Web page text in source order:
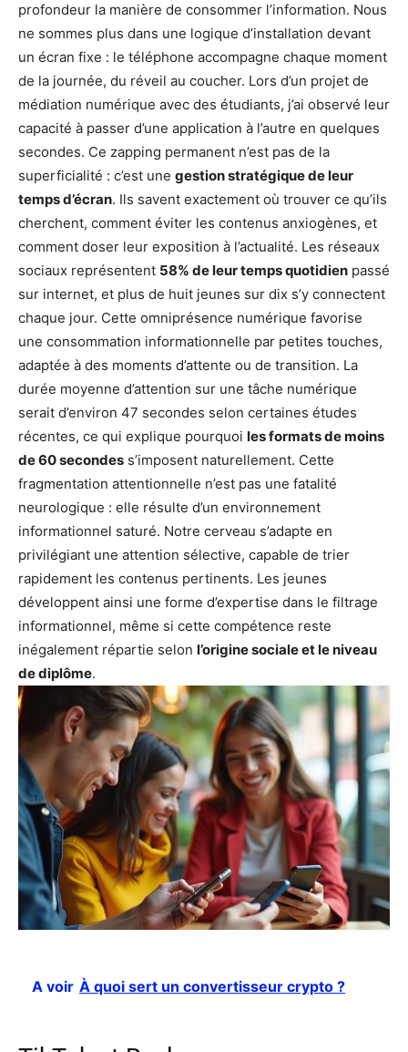
profondeur la manière de consommer l’information. Nous
ne sommes plus dans une logique d’installation devant
un écran fixe : le téléphone accompagne chaque moment
de la journée, du réveil au coucher. Lors d’un projet de
médiation numérique avec des étudiants, j’ai observé leur
capacité à passer d’une application à l’autre en quelques
secondes. Ce zapping permanent n’est pas de la
superficialité : c’est une gestion stratégique de leur
temps d’écran. Ils savent exactement où trouver ce qu’ils
cherchent, comment éviter les contenus anxiogènes, et
comment doser leur exposition à l’actualité. Les réseaux
sociaux représentent 58% de leur temps quotidien passé
sur internet, et plus de huit jeunes sur dix s’y connectent
chaque jour. Cette omniprésence numérique favorise
une consommation informationnelle par petites touches,
adaptée à des moments d’attente ou de transition. La
durée moyenne d’attention sur une tâche numérique
serait d’environ 47 secondes selon certaines études
récentes, ce qui explique pourquoi les formats de moins
de 60 secondes s’imposent naturellement. Cette
fragmentation attentionnelle n’est pas une fatalité
neurologique : elle résulte d’un environnement
informationnel saturé. Notre cerveau s’adapte en
privilégiant une attention sélective, capable de trier
rapidement les contenus pertinents. Les jeunes
développent ainsi une forme d’expertise dans le filtrage
informationnel, même si cette compétence reste
inégalement répartie selon l’origine sociale et le niveau
de diplôme.
A voir À quoi sert un convertisseur crypto ?